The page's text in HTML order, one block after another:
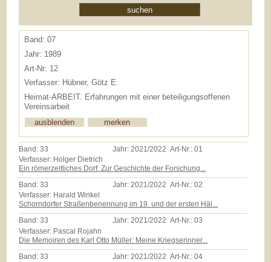
Band: 07
Jahr: 1989
Art-Nr: 12
Verfasser: Hübner, Götz E.
Heimat-ARBEIT. Erfahrungen mit einer beteiligungsoffenen
Vereinsarbeit
Band:33 Jahr: 2021/2022 Art-Nr.:01
Verfasser: Holger Dietrich
Ein römerzeitliches Dorf. Zur Geschichte der Forschung...
Band:33 Jahr:2021/2022 Art-Nr.:02
Verfasser: Harald Winkel
Schorndorfer Straßenbenennung im 19. und der ersten Häl...
Band:33 Jahr:2021/2022 Art-Nr.:03
Verfasser: Pascal Rojahn
Die Memoiren des Karl Otto Müller: Meine Kriegserinner...
Band:33 Jahr:2021/2022 Art-Nr.:04